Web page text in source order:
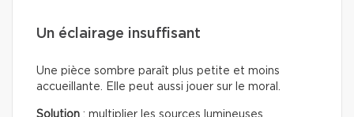
Un éclairage insuffisant
Une pièce sombre paraît plus petite et moins
accueillante. Elle peut aussi jouer sur le moral.